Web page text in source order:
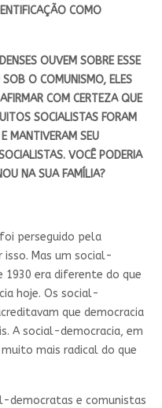
COMO
OUVEM SOBRE ESSE
O COMUNISMO, ELES
COM CERTEZA QUE
SOCIALISTAS FORAM
MANTIVERAM SEU
VOCÊ PODERIA
NA SUA FAMÍLIA?
perseguido pela
Mas um social-
1930 era diferente do que
hoje. Os social-
que democracia
A social-democracia, em
mais radical do que
democratas e comunistas